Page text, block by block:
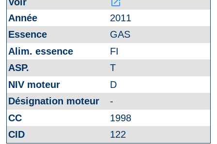
2011
GAS
FI
T
D
-
1998
122